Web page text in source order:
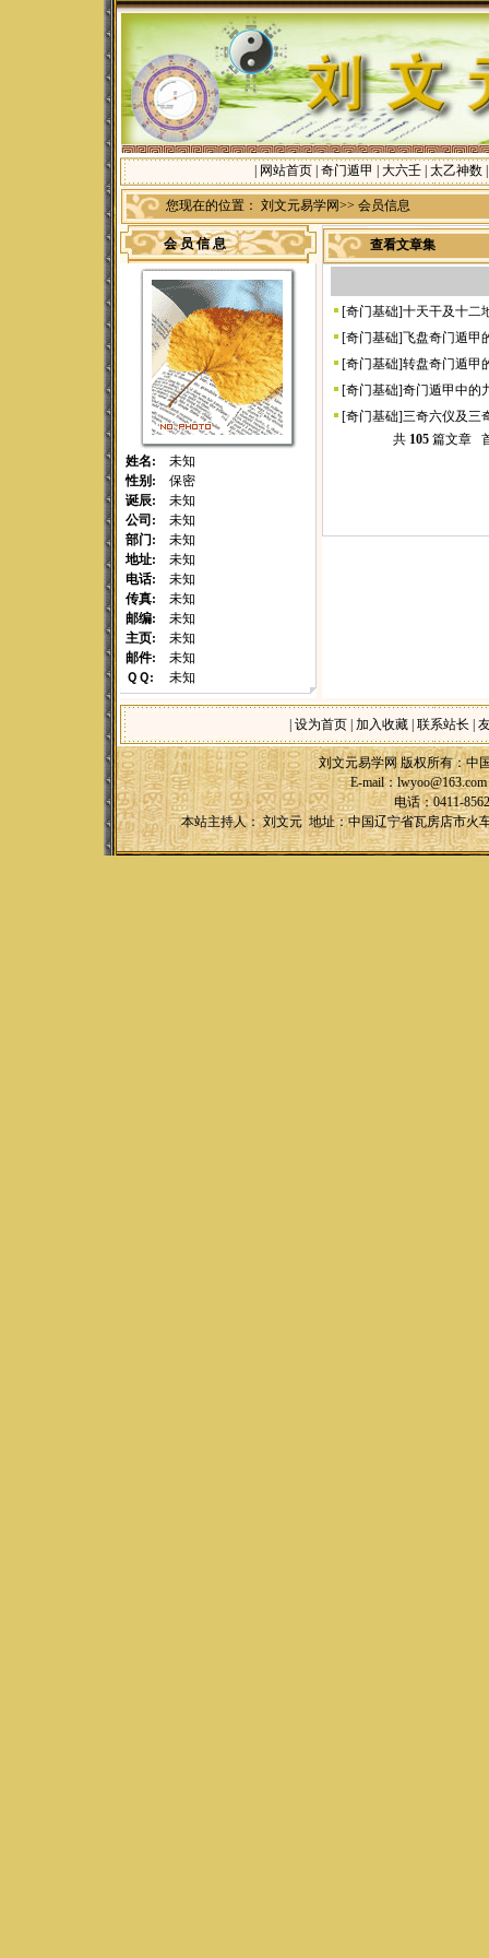
网站首页 奇门遁甲 大六壬 太乙神数
您现在的位置： 刘文元易学网>> 会员信息
会 员 信 息
姓名:
未知
性别:
保密
诞辰:
未知
公司:
未知
部门:
未知
地址:
未知
电话:
未知
传真:
未知
邮编:
未知
主页:
未知
邮件:
未知
ＱＱ:
未知
查看文章集
[奇门基础]十天干及十二
[奇门基础]飞盘奇门遁甲
[奇门基础]转盘奇门遁甲
[奇门基础]奇门遁甲中的
[奇门基础]三奇六仪及三
共 105篇文章
设为首页 加入收藏 联系站长
刘文元易学网 版权所有：中
E-mail：lwyoo@163.com
电话：0411-
本站主持人： 刘文元 地址：中国辽宁省瓦房店市火